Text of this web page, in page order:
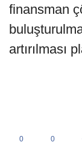
finansman
artırılması